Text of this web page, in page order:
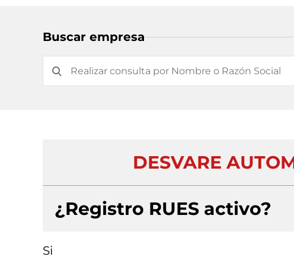
Buscar empresa
DESVARE
¿Registro RUES activo?
Si